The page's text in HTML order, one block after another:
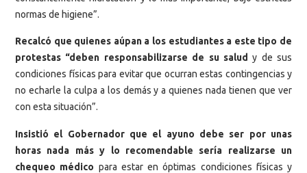
normas de higiene”.
Recalcó que quienes aúpan a los estudiantes a este tipo de
protestas “deben responsabilizarse de su salud y de sus
condiciones físicas para evitar que ocurran estas contingencias y
no echarle la culpa a los demás y a quienes nada tienen que ver
con esta situación”.
Insistió el Gobernador que el ayuno debe ser por unas
horas nada más y lo recomendable sería realizarse un
chequeo médico para estar en óptimas condiciones físicas y